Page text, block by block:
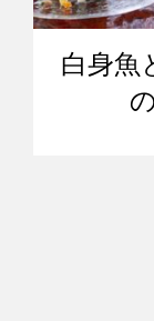
白身魚